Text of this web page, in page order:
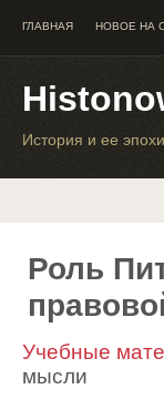
ГЛАВНАЯ НОВОЕ НА
История и ее эпохи
Роль
Учебные
мысли